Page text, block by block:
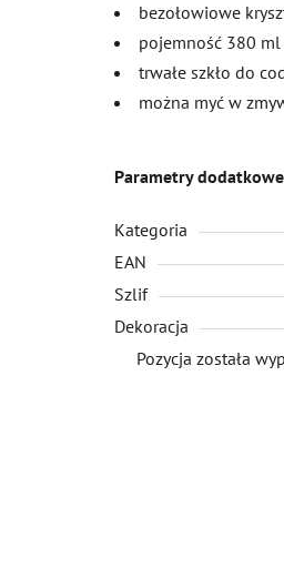
bezołowiowe
pojemność 380 ml
trwałe szkło do
można myć w
Parametry dodatkowe
Kategoria
EAN
Szlif
Dekoracja
Pozycja została